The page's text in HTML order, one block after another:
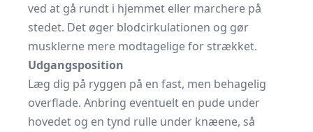
ved at gå rundt i hjemmet eller marchere på
stedet. Det øger blodcirkulationen og gør
musklerne mere modtagelige for strækket.
Udgangsposition
Læg dig på ryggen på en fast, men behagelig
overflade. Anbring eventuelt en pude under
hovedet og en tynd rulle under knæene, så